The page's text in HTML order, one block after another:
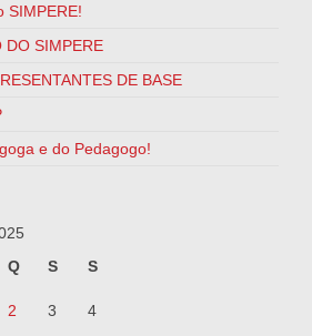
SIMPERE!
DO SIMPERE
DE BASE
e do Pedagogo!
Q S S
2 3 4